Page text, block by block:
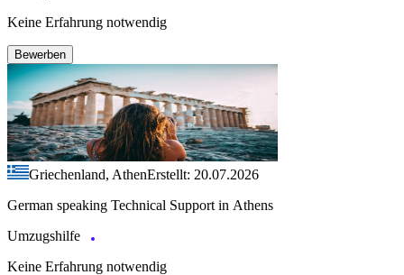
Keine Erfahrung notwendig
Bewerben
Griechenland, AthenErstellt: 20.07.2026
German speaking Technical Support in Athens
Umzugshilfe
Keine Erfahrung notwendig